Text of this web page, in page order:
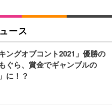
ース
ングオブコント2021」優勝の
ぐら、賞金でギャンブルの
に！？